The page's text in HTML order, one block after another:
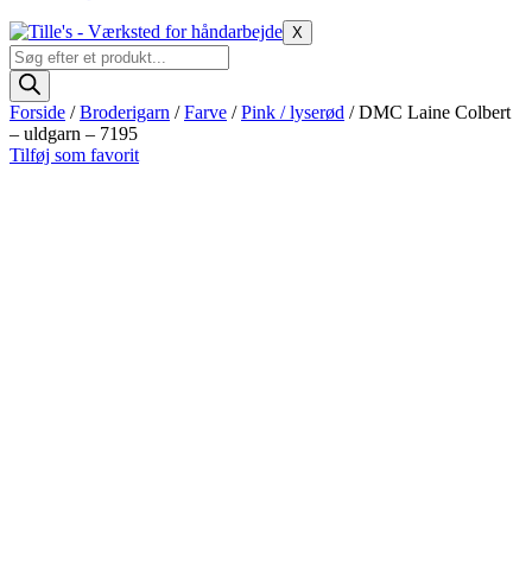
X
Products
search
Forside /Broderigarn /Farve /Pink / lyserød / DMC Laine Colbert
– uldgarn – 7195
Tilføj som favorit